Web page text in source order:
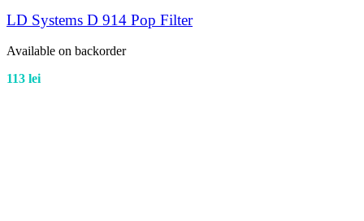
LD Systems D 914 Pop Filter
Available on backorder
113 lei